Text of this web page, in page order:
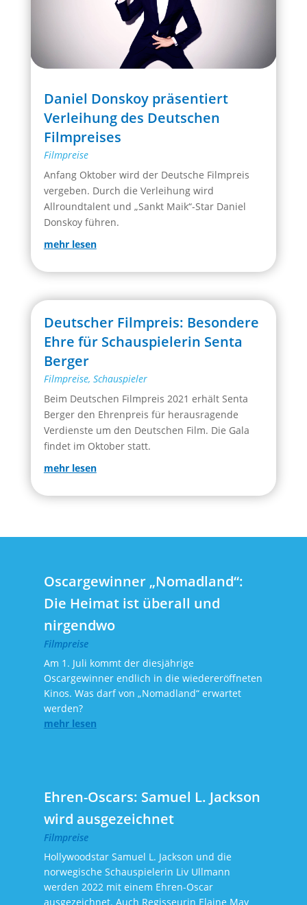
Daniel Donskoy präsentiert
Verleihung des Deutschen
Filmpreises
Filmpreise
Anfang Oktober wird der Deutsche Filmpreis
vergeben. Durch die Verleihung wird
Allroundtalent und „Sankt Maik“-Star Daniel
Donskoy führen.
mehr lesen
Deutscher Filmpreis: Besondere
Ehre für Schauspielerin Senta
Berger
Filmpreise, Schauspieler
Beim Deutschen Filmpreis 2021 erhält Senta
Berger den Ehrenpreis für herausragende
Verdienste um den Deutschen Film. Die Gala
findet im Oktober statt.
mehr lesen
Oscargewinner „Nomadland“:
Die Heimat ist überall und
nirgendwo
Filmpreise
Am 1. Juli kommt der diesjährige
Oscargewinner endlich in die wiedereröffneten
Kinos. Was darf von „Nomadland“ erwartet
werden?
mehr lesen
Ehren-Oscars: Samuel L. Jackson
wird ausgezeichnet
Filmpreise
Hollywoodstar Samuel L. Jackson und die
norwegische Schauspielerin Liv Ullmann
werden 2022 mit einem Ehren-Oscar
ausgezeichnet. Auch Regisseurin Elaine May